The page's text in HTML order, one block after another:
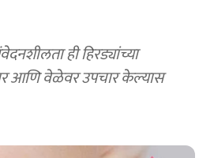
ही हिरड्यांच्या
आणि वेळेवर उपचार केल्यास